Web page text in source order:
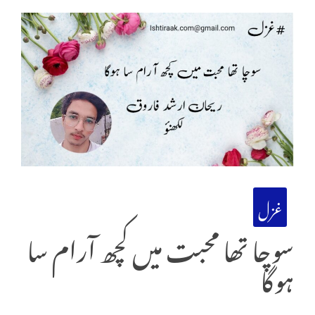
غزل
سوچا تھا محبت میں کچھ آرام سا
ہوگا